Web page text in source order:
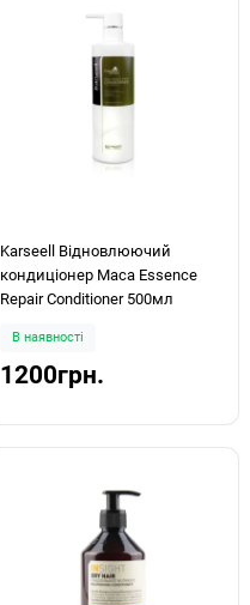
Karseell Відновлюючий
кондиціонер Maca Essence
Repair Conditioner 500мл
В наявності
1200грн.